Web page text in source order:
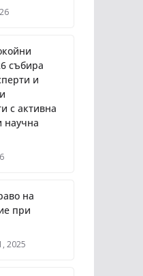
събира
и
с активна
научна
на
при
2025